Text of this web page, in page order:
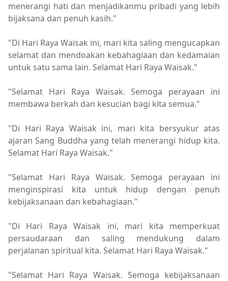
menerangi hati dan menjadikanmu pribadi yang lebih
bijaksana dan penuh kasih."
"Di Hari Raya Waisak ini, mari kita saling mengucapkan
selamat dan mendoakan kebahagiaan dan kedamaian
untuk satu sama lain. Selamat Hari Raya Waisak."
"Selamat Hari Raya Waisak. Semoga perayaan ini
membawa berkah dan kesucian bagi kita semua."
"Di Hari Raya Waisak ini, mari kita bersyukur atas
ajaran Sang Buddha yang telah menerangi hidup kita.
Selamat Hari Raya Waisak."
"Selamat Hari Raya Waisak. Semoga perayaan ini
menginspirasi kita untuk hidup dengan penuh
kebijaksanaan dan kebahagiaan."
"Di Hari Raya Waisak ini, mari kita memperkuat
persaudaraan dan saling mendukung dalam
perjalanan spiritual kita. Selamat Hari Raya Waisak."
"Selamat Hari Raya Waisak. Semoga kebijaksanaan